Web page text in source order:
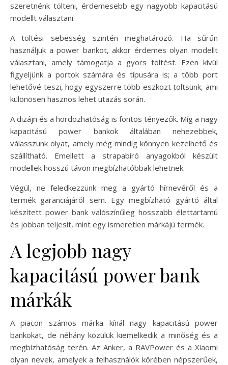
szeretnénk tölteni, érdemesebb egy nagyobb kapacitású
modellt választani.
A töltési sebesség szintén meghatározó. Ha sűrűn
használjuk a power bankot, akkor érdemes olyan modellt
választani, amely támogatja a gyors töltést. Ezen kívül
figyeljünk a portok számára és típusára is; a több port
lehetővé teszi, hogy egyszerre több eszközt töltsünk, ami
különösen hasznos lehet utazás során.
A dizájn és a hordozhatóság is fontos tényezők. Míg a nagy
kapacitású power bankok általában nehezebbek,
válasszunk olyat, amely még mindig könnyen kezelhető és
szállítható. Emellett a strapabíró anyagokból készült
modellek hosszú távon megbízhatóbbak lehetnek.
Végül, ne feledkezzünk meg a gyártó hírnevéről és a
termék garanciájáról sem. Egy megbízható gyártó által
készített power bank valószínűleg hosszabb élettartamú
és jobban teljesít, mint egy ismeretlen márkájú termék.
A legjobb nagy
kapacitású power bank
márkák
A piacon számos márka kínál nagy kapacitású power
bankokat, de néhány közülük kiemelkedik a minőség és a
megbízhatóság terén. Az Anker, a RAVPower és a Xiaomi
olyan nevek, amelyek a felhasználók körében népszerűek,